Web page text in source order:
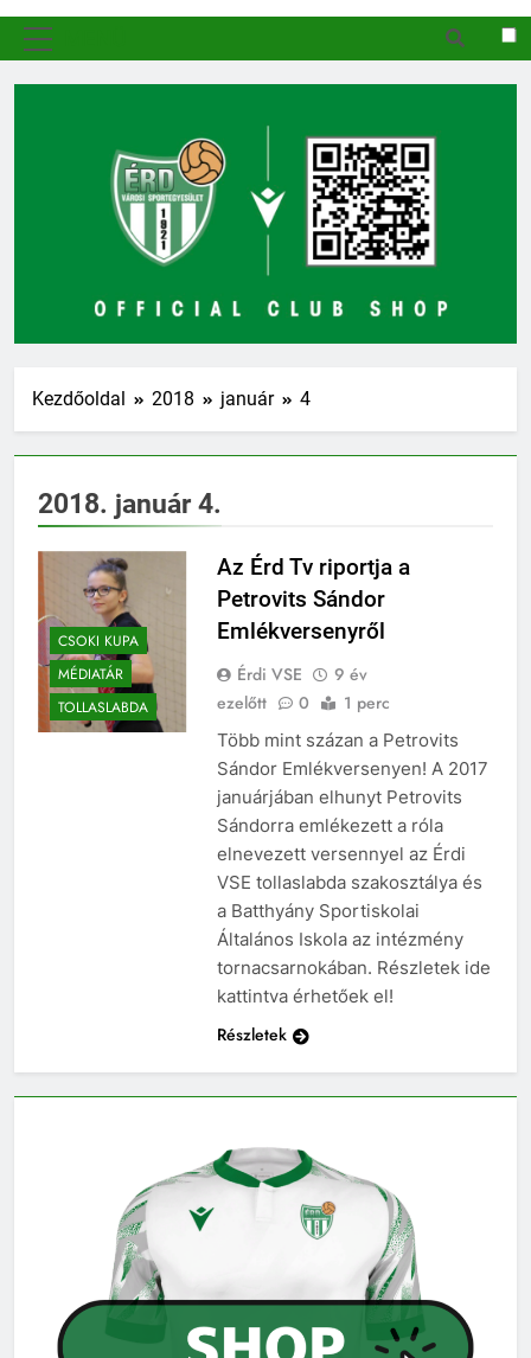
Kezdőoldal 2018 január 4
2018. január 4.
CSOKI KUPA
MÉDIATÁR
TOLLASLABDA
Az Érd Tv riportja a
Petrovits Sándor
Emlékversenyről
Érdi VSE
9 év
ezelőtt
0 1 perc
Több mint százan a Petrovits
Sándor Emlékversenyen! A 2017
januárjában elhunyt Petrovits
Sándorra emlékezett a róla
elnevezett versennyel az Érdi
VSE tollaslabda szakosztálya és
a Batthyány Sportiskolai
Általános Iskola az intézmény
tornacsarnokában. Részletek ide
kattintva érhetőek el!
Részletek